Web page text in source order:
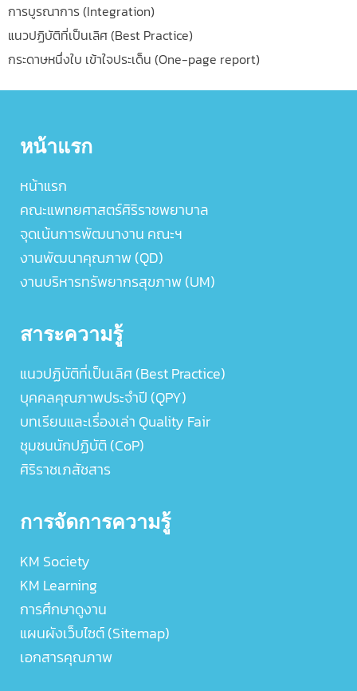
การบูรณาการ (Integration)
แนวปฏิบัติที่เป็นเลิศ (Best Practice)
กระดาษหนึ่งใบ เข้าใจประเด็น (One-page report)
หน้าแรก
หน้าแรก
คณะแพทยศาสตร์ศิริราชพยาบาล
จุดเน้นการพัฒนางาน คณะฯ
งานพัฒนาคุณภาพ (QD)
งานบริหารทรัพยากรสุขภาพ (UM)
สาระความรู้
แนวปฏิบัติที่เป็นเลิศ (Best Practice)
บุคคลคุณภาพประจำปี (QPY)
บทเรียนและเรื่องเล่า Quality Fair
ชุมชนนักปฏิบัติ (CoP)
ศิริราชเภสัชสาร
การจัดการความรู้
KM Society
KM Learning
การศึกษาดูงาน
แผนผังเว็บไซต์ (Sitemap)
เอกสารคุณภาพ